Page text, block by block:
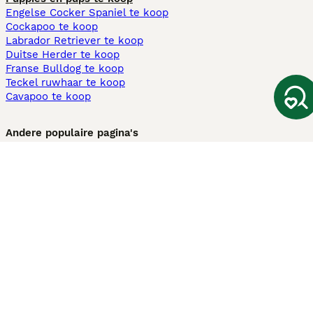
Engelse Cocker Spaniel te koop
Cockapoo te koop
Labrador Retriever te koop
Duitse Herder te koop
Franse Bulldog te koop
Teckel ruwhaar te koop
Cavapoo te koop
Andere populaire pagina's